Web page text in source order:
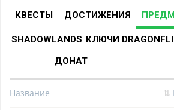
КВЕСТЫ
ДОСТИЖЕНИЯ
SHADOWLANDS КЛЮЧИ
ДОНАТ
Название ⇅